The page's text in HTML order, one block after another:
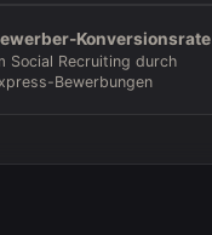
Konversionsrate
Social Recruiting durch
Bewerbungen